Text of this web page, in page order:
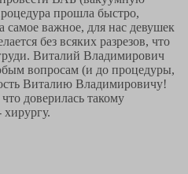
прошла быстро,
самое важное, для нас девушек
без всяких разрезов, что
Виталий Владимирович
вопросам (и до процедуры,
Виталию Владимировичу!
доверилась такому